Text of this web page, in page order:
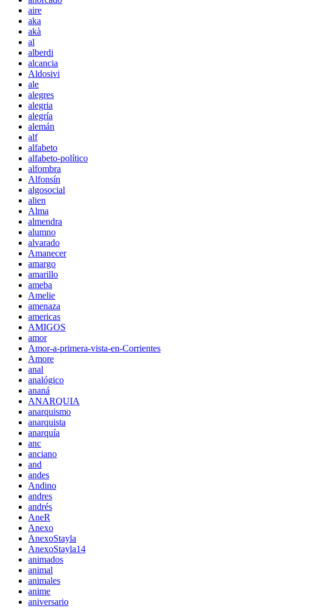
aire
aka
akà
al
alberdi
alcancia
Aldosivi
ale
alegres
alegria
alegría
alemán
alf
alfabeto
alfabeto-político
alfombra
Alfonsín
algosocial
alien
Alma
almendra
alumno
alvarado
Amanecer
amargo
amarillo
ameba
Amelie
amenaza
americas
AMIGOS
amor
Amor-a-primera-vista-en-Corrientes
Amore
anal
analógico
ananá
ANARQUIA
anarquismo
anarquista
anarquía
anc
anciano
and
andes
Andino
andres
andrés
AneR
Anexo
AnexoStayla
AnexoStayla14
animados
animal
animales
anime
aniversario